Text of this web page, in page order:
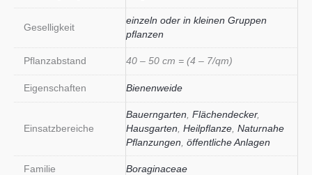
Geselligkeit
einzeln oder in kleinen Gruppen
pflanzen
Pflanzabstand 40 – 50 cm = (4 – 7/qm)
Eigenschaften Bienenweide
Einsatzbereiche
Bauerngarten Flächendecker,
Hausgarten Heilpflanze Naturnahe
Pflanzungen öffentliche Anlagen
Familie Boraginaceae